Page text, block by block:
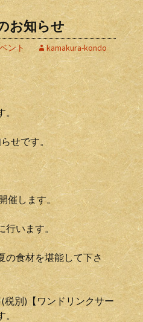
お知らせ
ント kamakura-kondo
。
せです。
催します。
行います。
の食材を堪能して下さ
税別)【ワンドリンクサー
。